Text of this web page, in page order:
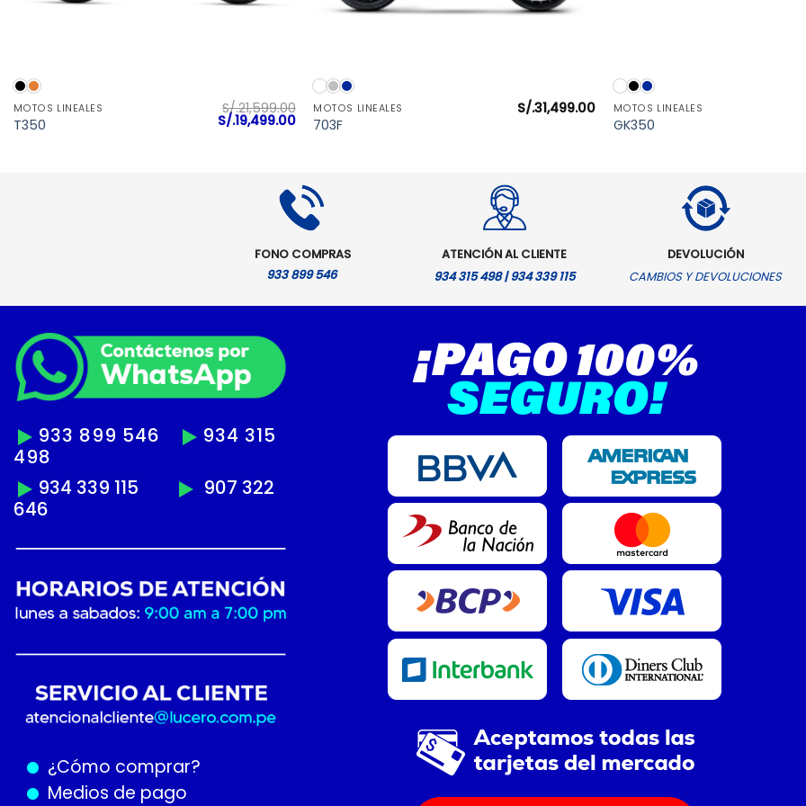
MOTOS LINEALES
T350
S/.21,599.00
El
precio
S/.19,499.00El
precio
MOTOS LINEALES
703F
S/.31,499.00 MOTOS LINEALES
GK350
FONO COMPRAS
933 899 546
ATENCIÓN AL CLIENTE
934 315 498 | 934 339 115
DEVOLUCIÓN
CAMBIOS Y DEVOLUCIONES
933 899 546
934 315
498
934 339 115
907 322
646
¿Cómo comprar?
Medios de pago